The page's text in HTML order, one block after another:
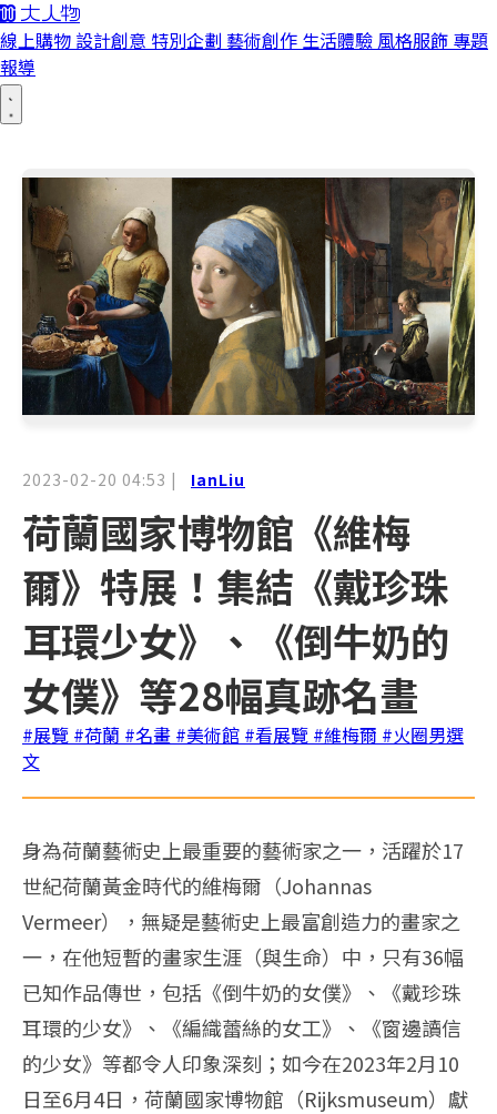
線上購物 設計創意 特別企劃 藝術創作 生活體驗 風格服飾 專題
報導
2023-02-20 04:53 | IanLiu
荷蘭國家博物館《維梅
爾》特展！集結《戴珍珠
耳環少女》、《倒牛奶的
女僕》等28幅真跡名畫
#展覽 #荷蘭 #名畫 #美術館 #看展覽 #維梅爾 #火圈男選
文
身為荷蘭藝術史上最重要的藝術家之一，活躍於17
世紀荷蘭黃金時代的維梅爾（Johannas
Vermeer），無疑是藝術史上最富創造力的畫家之
一，在他短暫的畫家生涯（與生命）中，只有36幅
已知作品傳世，包括《倒牛奶的女僕》、《戴珍珠
耳環的少女》、《編織蕾絲的女工》、《窗邊讀信
的少女》等都令人印象深刻；如今在2023年2月10
日至6月4日，荷蘭國家博物館（Rijksmuseum）獻